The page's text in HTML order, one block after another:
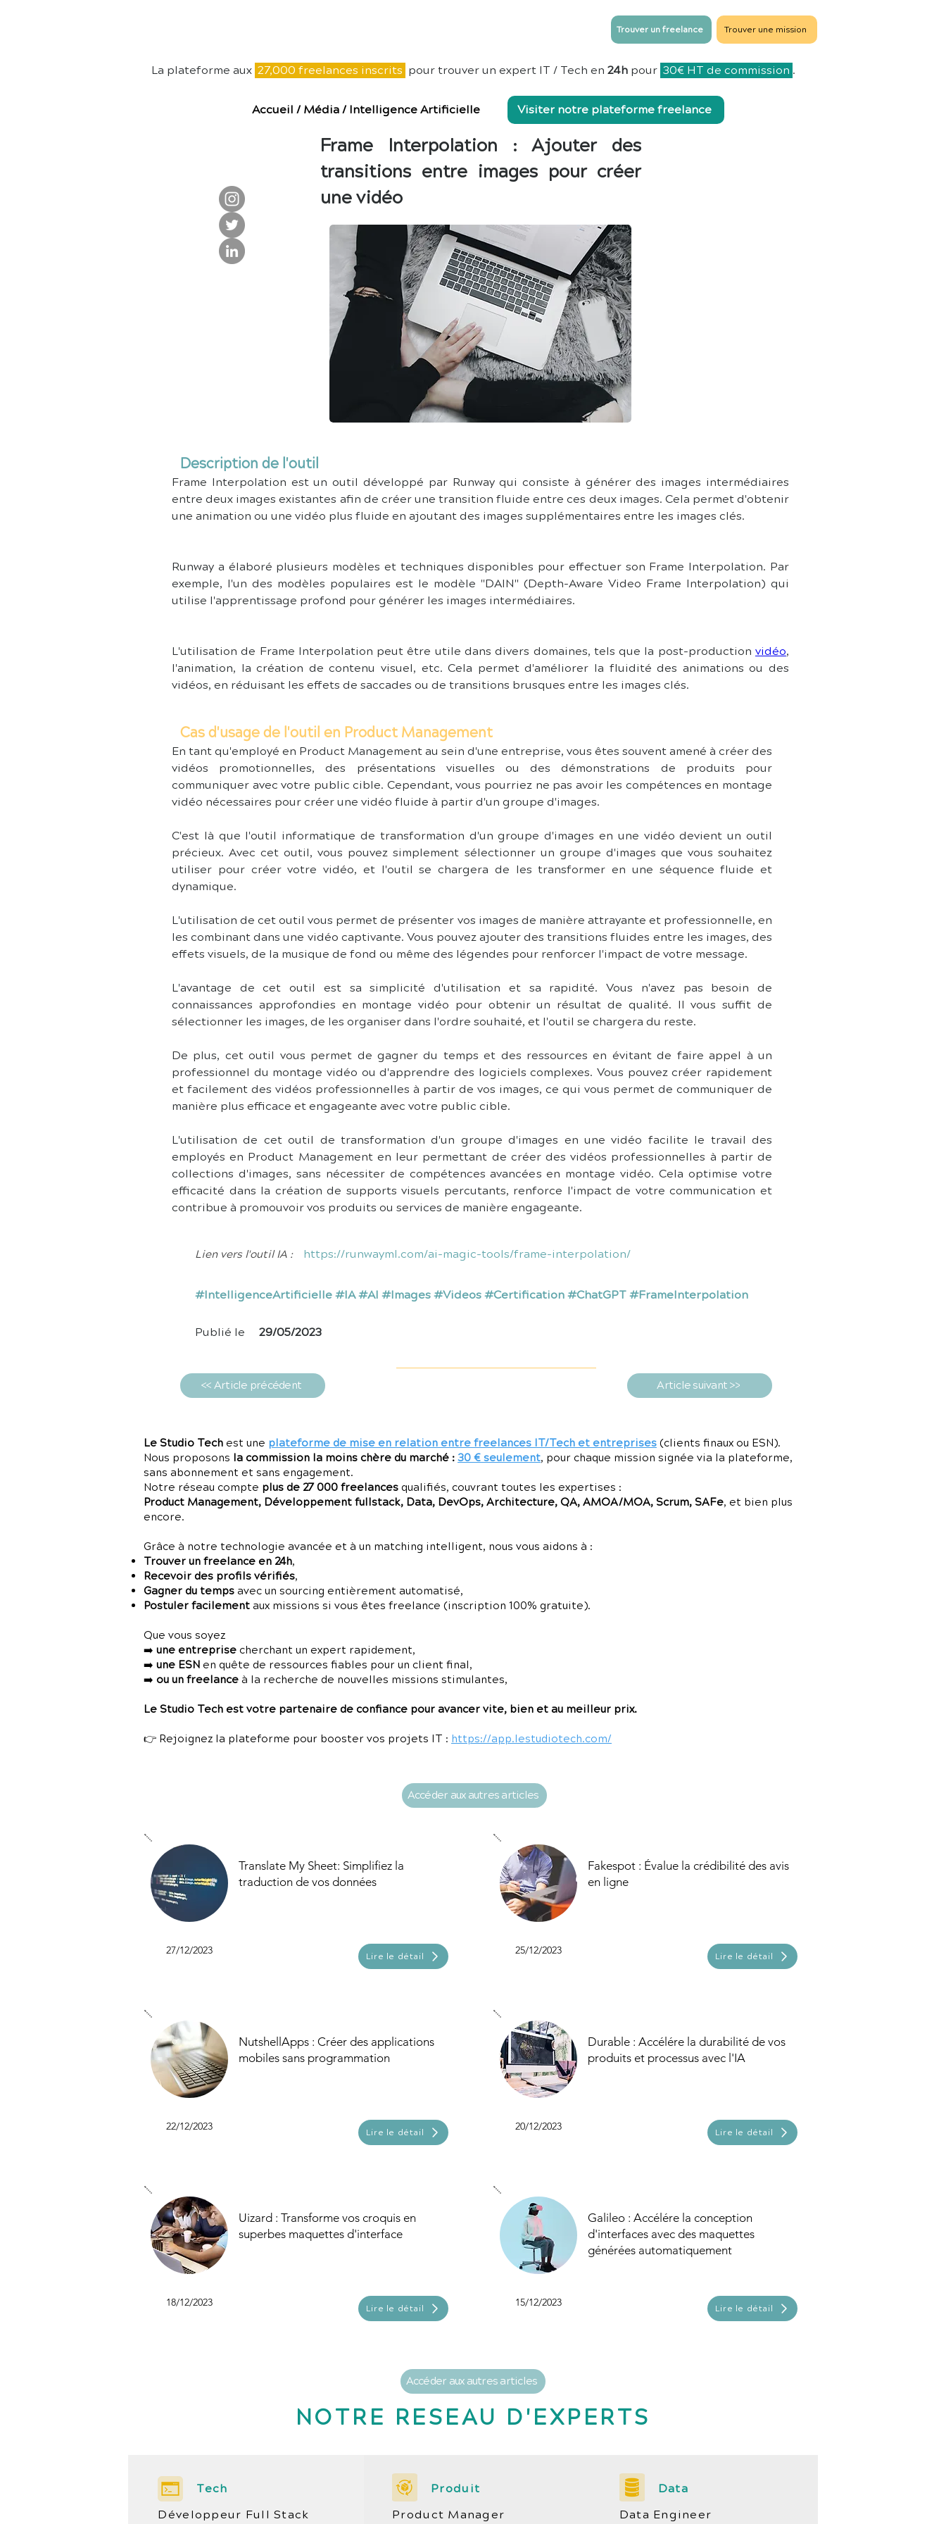
Trouver un freelance Trouver une mission
La plateforme aux 27,000 freelances inscrits pour trouver un expert IT / Tech en 24hpour 30€ HT de commission .
Accueil / Média/ Intelligence Artificielle Visiter notre plateforme freelance
Frame Interpolation : Ajouter des
transitions entre images pour créer
une vidéo
Description de l'outil
Frame Interpolation est un outil développé par Runway qui consiste à générer des images intermédiaires
entre deux images existantes afin de créer une transition fluide entre ces deux images. Cela permet d'obtenir
une animation ou une vidéo plus fluide en ajoutant des images supplémentaires entre les images clés.
Runway a élaboré plusieurs modèles et techniques disponibles pour effectuer son Frame Interpolation. Par
exemple, l'un des modèles populaires est le modèle "DAIN" (Depth-Aware Video Frame Interpolation) qui
utilise l'apprentissage profond pour générer les images intermédiaires.
L'utilisation de Frame Interpolation peut être utile dans divers domaines, tels que la post-production vidéo,
l'animation, la création de contenu visuel, etc. Cela permet d'améliorer la fluidité des animations ou des
vidéos, en réduisant les effets de saccades ou de transitions brusques entre les images clés.
Cas d'usage de l'outil en Product Management
En tant qu'employé en Product Management au sein d'une entreprise, vous êtes souvent amené à créer des
vidéos promotionnelles, des présentations visuelles ou des démonstrations de produits pour
communiquer avec votre public cible. Cependant, vous pourriez ne pas avoir les compétences en montage
vidéo nécessaires pour créer une vidéo fluide à partir d'un groupe d'images.
C'est là que l'outil informatique de transformation d'un groupe d'images en une vidéo devient un outil
précieux. Avec cet outil, vous pouvez simplement sélectionner un groupe d'images que vous souhaitez
utiliser pour créer votre vidéo, et l'outil se chargera de les transformer en une séquence fluide et
dynamique.
L'utilisation de cet outil vous permet de présenter vos images de manière attrayante et professionnelle, en
les combinant dans une vidéo captivante. Vous pouvez ajouter des transitions fluides entre les images, des
effets visuels, de la musique de fond ou même des légendes pour renforcer l'impact de votre message.
L'avantage de cet outil est sa simplicité d'utilisation et sa rapidité. Vous n'avez pas besoin de
connaissances approfondies en montage vidéo pour obtenir un résultat de qualité. Il vous suffit de
sélectionner les images, de les organiser dans l'ordre souhaité, et l'outil se chargera du reste.
De plus, cet outil vous permet de gagner du temps et des ressources en évitant de faire appel à un
professionnel du montage vidéo ou d'apprendre des logiciels complexes. Vous pouvez créer rapidement
et facilement des vidéos professionnelles à partir de vos images, ce qui vous permet de communiquer de
manière plus efficace et engageante avec votre public cible.
L'utilisation de cet outil de transformation d'un groupe d'images en une vidéo facilite le travail des
employés en Product Management en leur permettant de créer des vidéos professionnelles à partir de
collections d'images, sans nécessiter de compétences avancées en montage vidéo. Cela optimise votre
efficacité dans la création de supports visuels percutants, renforce l'impact de votre communication et
contribue à promouvoir vos produits ou services de manière engageante.
Lien vers l'outil IA : https://runwayml.com/ai-magic-tools/frame-interpolation/
#IntelligenceArtificielle #IA #AI #Images #Videos #Certification #ChatGPT #FrameInterpolation
Publié le 29/05/2023
<< Article précédent Article suivant >>
Le Studio Tech est une plateforme de mise en relation entre freelances IT/Tech et entreprises(clients finaux ou ESN).
Nous proposons la commission la moins chère du marché :30 € seulement, pour chaque mission signée via la plateforme,
sans abonnement et sans engagement.
Notre réseau compte plus de 27 000 freelancesqualifiés, couvrant toutes les expertises :
Product Management, Développement fullstack, Data, DevOps, Architecture, QA, AMOA/MOA, Scrum, SAFe, et bien plus
encore.
Grâce à notre technologie avancée et à un matching intelligent, nous vous aidons à :
Trouver un freelance en 24h,
Recevoir des profils vérifiés,
Gagner du tempsavec un sourcing entièrement automatisé,
Postuler facilementaux missions si vous êtes freelance (inscription 100% gratuite).
Que vous soyez
➡️ une entreprise cherchant un expert rapidement,
➡️ une ESN en quête de ressources fiables pour un client final,
➡️ ou un freelanceà la recherche de nouvelles missions stimulantes,
Le Studio Tech est votre partenaire de confiance pour avancer vite, bien et au meilleur prix.
👉 Rejoignez la plateforme pour booster vos projets IT : https://app.lestudiotech.com/
Accéder aux autres articles
Translate My Sheet: Simplifiez la
traduction de vos données
27/12/2023 Lire le détail
NutshellApps : Créer des applications
mobiles sans programmation
22/12/2023 Lire le détail
Uizard : Transforme vos croquis en
superbes maquettes d'interface
18/12/2023 Lire le détail
Fakespot : Évalue la crédibilité des avis
en ligne
25/12/2023 Lire le détail
Durable : Accélére la durabilité de vos
produits et processus avec l'IA
20/12/2023 Lire le détail
Galileo : Accélére la conception
d'interfaces avec des maquettes
générées automatiquement
15/12/2023 Lire le détail
Accéder aux autres articles
NOTRE RESEAU D'EXPERTS
Tech
Développeur Full Stack
Produit
Product Manager
Data
Data Engineer